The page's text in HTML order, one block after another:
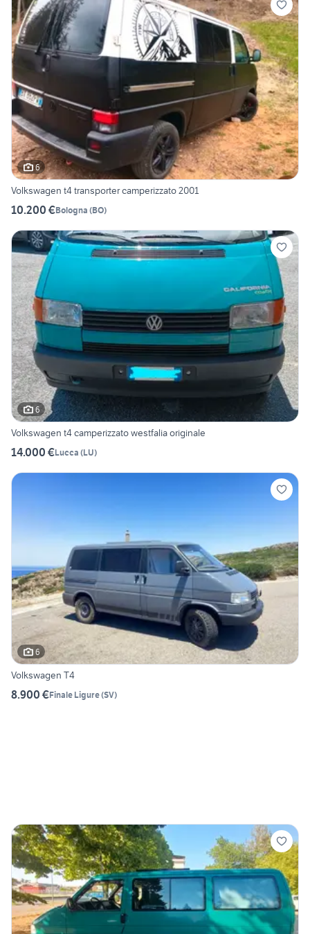
6
Volkswagen t4 transporter camperizzato 2001
10.200 €Bologna (BO)
6
Volkswagen t4 camperizzato westfalia originale
14.000 €Lucca (LU)
6
Volkswagen T4
8.900 €Finale Ligure(SV)